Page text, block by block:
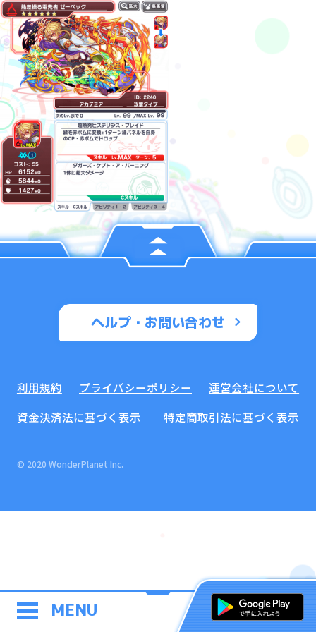
MENU
ヘルプ・お問い合わせ
利用規約 プライバシーポリシー
運営会社について
資金決済法に基づく表示
特定商取引法に基づく表示
© 2020 WonderPlanet Inc.